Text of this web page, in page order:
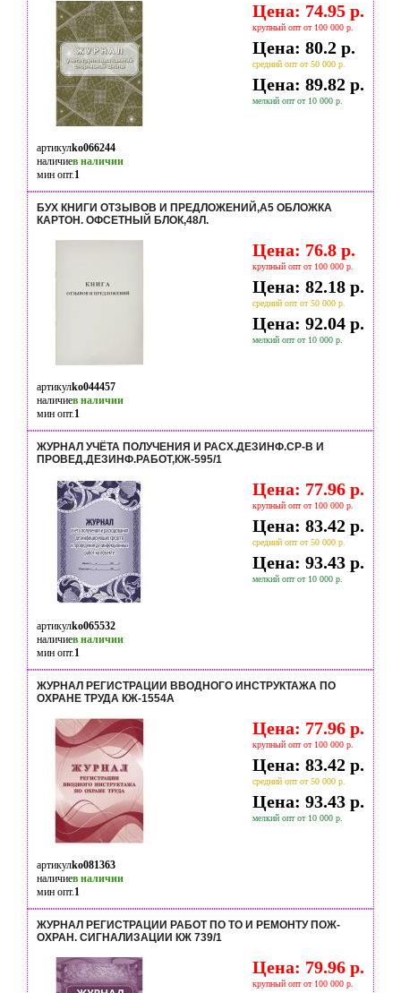
Цена: 74.95 р.
крупный опт от 100 000 р.
Цена: 80.2 р.
средний опт от 50 000 р.
Цена: 89.82 р.
мелкий опт от 10 000 р.
артикулko066244
наличиев наличии
мин опт.1
БУХ КНИГИ ОТЗЫВОВ И ПРЕДЛОЖЕНИЙ,А5 ОБЛОЖКА
КАРТОН. ОФСЕТНЫЙ БЛОК,48Л.
Цена: 76.8 р.
крупный опт от 100 000 р.
Цена: 82.18 р.
средний опт от 50 000 р.
Цена: 92.04 р.
мелкий опт от 10 000 р.
артикулko044457
наличиев наличии
мин опт.1
ЖУРНАЛ УЧЁТА ПОЛУЧЕНИЯ И РАСХ.ДЕЗИНФ.СР-В И
ПРОВЕД.ДЕЗИНФ.РАБОТ,КЖ-595/1
Цена: 77.96 р.
крупный опт от 100 000 р.
Цена: 83.42 р.
средний опт от 50 000 р.
Цена: 93.43 р.
мелкий опт от 10 000 р.
артикулko065532
наличиев наличии
мин опт.1
ЖУРНАЛ РЕГИСТРАЦИИ ВВОДНОГО ИНСТРУКТАЖА ПО
ОХРАНЕ ТРУДА КЖ-1554А
Цена: 77.96 р.
крупный опт от 100 000 р.
Цена: 83.42 р.
средний опт от 50 000 р.
Цена: 93.43 р.
мелкий опт от 10 000 р.
артикулko081363
наличиев наличии
мин опт.1
ЖУРНАЛ РЕГИСТРАЦИИ РАБОТ ПО ТО И РЕМОНТУ ПОЖ-
ОХРАН. СИГНАЛИЗАЦИИ КЖ 739/1
Цена: 79.96 р.
крупный опт от 100 000 р.